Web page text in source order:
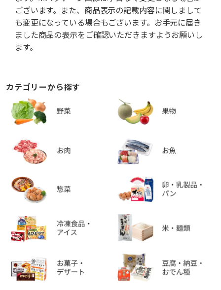
ございます。また、商品表示の記載内容に関しまして
も変更になっている場合もございます。お手元に届き
ました商品の表示をご確認いただきますようお願いし
ます。
カテゴリーから探す